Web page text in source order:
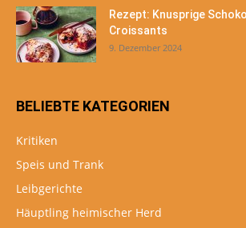
Rezept: Knusprige
Croissants
9. Dezember 2024
BELIEBTE KATEGORIEN
Kritiken
Speis und Trank
Leibgerichte
Häuptling heimischer Herd